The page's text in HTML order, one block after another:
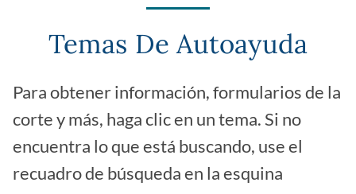
Temas De Autoayuda
Para obtener información, formularios de la
corte y más, haga clic en un tema. Si no
encuentra lo que está buscando, use el
recuadro de búsqueda en la esquina